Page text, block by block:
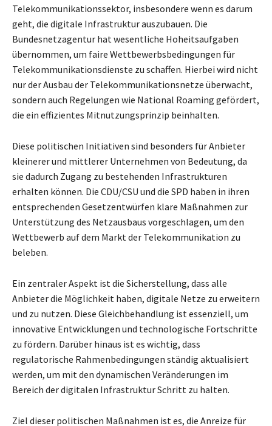
Telekommunikationssektor, insbesondere wenn es darum
geht, die digitale Infrastruktur auszubauen. Die
Bundesnetzagentur hat wesentliche Hoheitsaufgaben
übernommen, um faire Wettbewerbsbedingungen für
Telekommunikationsdienste zu schaffen. Hierbei wird nicht
nur der Ausbau der Telekommunikationsnetze überwacht,
sondern auch Regelungen wie National Roaming gefördert,
die ein effizientes Mitnutzungsprinzip beinhalten.
Diese politischen Initiativen sind besonders für Anbieter
kleinerer und mittlerer Unternehmen von Bedeutung, da
sie dadurch Zugang zu bestehenden Infrastrukturen
erhalten können. Die CDU/CSU und die SPD haben in ihren
entsprechenden Gesetzentwürfen klare Maßnahmen zur
Unterstützung des Netzausbaus vorgeschlagen, um den
Wettbewerb auf dem Markt der Telekommunikation zu
beleben.
Ein zentraler Aspekt ist die Sicherstellung, dass alle
Anbieter die Möglichkeit haben, digitale Netze zu erweitern
und zu nutzen. Diese Gleichbehandlung ist essenziell, um
innovative Entwicklungen und technologische Fortschritte
zu fördern. Darüber hinaus ist es wichtig, dass
regulatorische Rahmenbedingungen ständig aktualisiert
werden, um mit den dynamischen Veränderungen im
Bereich der digitalen Infrastruktur Schritt zu halten.
Ziel dieser politischen Maßnahmen ist es, die Anreize für